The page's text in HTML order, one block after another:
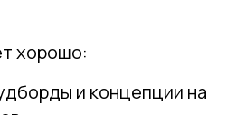
хорошо:
и концепции на